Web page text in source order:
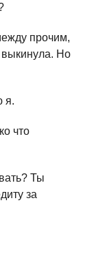
прочим,
выкинула. Но
я.
что
Ты
за